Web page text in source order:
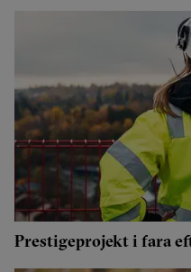
Prestigeprojekt i fara